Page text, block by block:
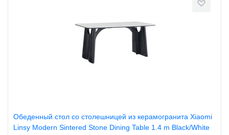
Обеденный стол со столешницей из керамогранита Xiaomi
Linsy Modern Sintered Stone Dining Table 1.4 m Black/White